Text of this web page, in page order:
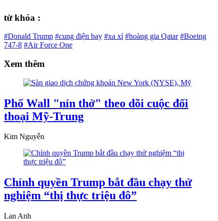
từ khóa :
#Donald Trump #cung điện bay #xa xỉ #hoàng gia Qatar #Boeing
747-8 #Air Force One
Xem thêm
Phố Wall "nín thở" theo dõi cuộc đối
thoại Mỹ-Trung
Kim Nguyễn
Chính quyền Trump bắt đầu chạy thử
nghiệm “thị thực triệu đô”
Lan Anh